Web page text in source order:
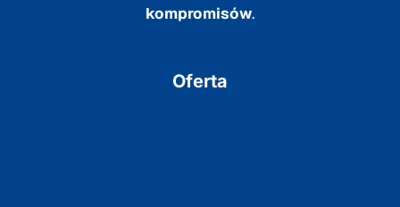
kompromisów.
Oferta